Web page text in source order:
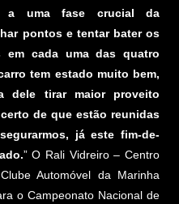
a uma fase crucial da
pontos e tentar bater os
em cada uma das quatro
tem estado muito bem,
dele tirar maior proveito
de que estão reunidas
já este fim-de-
” O Rali Vidreiro – Centro
Automóvel da Marinha
o Campeonato Nacional de